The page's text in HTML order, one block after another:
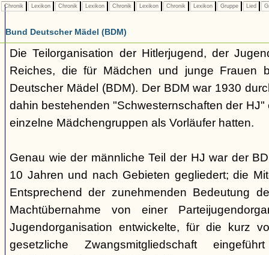
Chronik Lexikon Chronik Lexikon Chronik Lexikon Chronik Lexikon Gruppe Lied
Bund Deutscher Mädel (BDM)
Die Teilorganisation der Hitlerjugend, der
Reiches, die für Mädchen und junge Frauen
Deutscher Mädel (BDM). Der BDM war 1930
dahin bestehenden "Schwesternschaften der
einzelne Mädchengruppen als Vorläufer hatten.
Genau wie der männliche Teil der HJ war der
10 Jahren und nach Gebieten gegliedert; die
Entsprechend der zunehmenden Bedeutung
Machtübernahme von einer
Jugendorganisation entwickelte, für die kurz
gesetzliche Zwangsmitgliedschaft